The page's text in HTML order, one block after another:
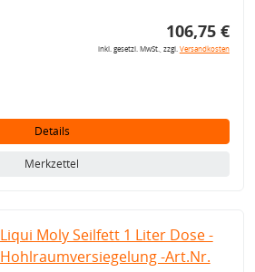
106,75 €
inkl. gesetzl. MwSt., zzgl.Versandkosten
Details
Merkzettel
Liqui Moly Seilfett 1 Liter Dose -
Hohlraumversiegelung -Art.Nr.